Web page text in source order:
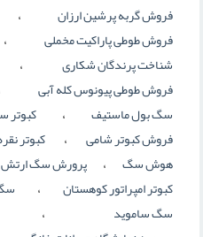
فروش گربه پرشین ارزان ،
فروش طوطی پاراکیت مخملی
شناخت پرندگان شکاری ،
فروش طوطی پیونوس کله آبی
سگ بول ماستیف ، کبوتر
فروش کبوتر شامی ، کبوتر
هوش سگ ، پرورش سگ ارتش
کبوتر امپراتور کوهستان ،
سگ ساموید